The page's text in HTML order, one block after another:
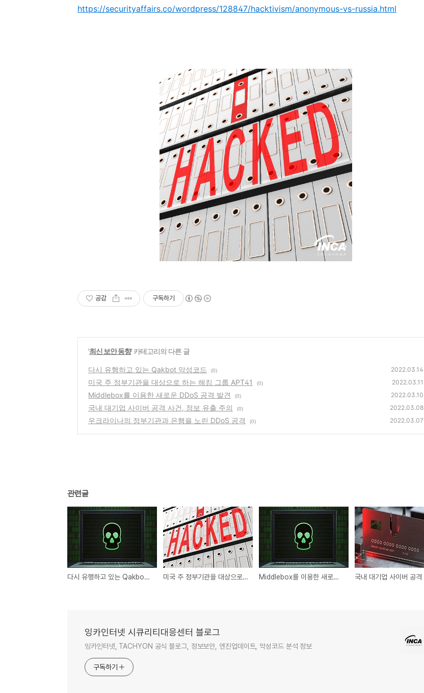
https://securityaffairs.co/wordpress/128847/hacktivism/anonymous-vs-russia.html
공감 구독하기
'최신 보안 동향' 카테고리의 다른 글
다시 유행하고 있는 Qakbot 악성코드 (0) 2022.03.14
미국 주 정부기관을 대상으로 하는 해킹 그룹 APT41 (0) 2022.03.11
Middlebox를 이용한 새로운 DDoS 공격 발견 (0) 2022.03.10
국내 대기업 사이버 공격 사건, 정보 유출 주의 (0) 2022.03.08
우크라이나의 정부기관과 은행을 노린 DDoS 공격 (0) 2022.03.07
관련글
다시 유행하고 있는 Qakbot 악성코드 미국 주 정부기관을 대상으로 하는 해킹 그룹 APT41 Middlebox를 이용한 새로운 DDoS 공격 발견
잉카인터넷 시큐리티대응센터 블로그
잉카인터넷, TACHYON 공식 블로그, 정보보안, 엔진업데이트, 악성코드 분석 정보
구독하기